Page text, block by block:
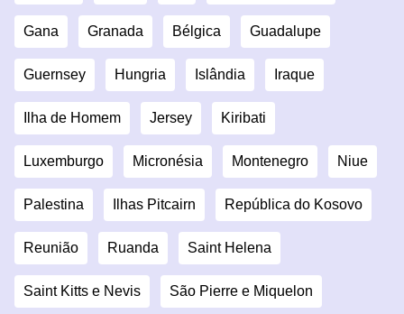
Gana Granada Bélgica Guadalupe
Guernsey Hungria Islândia Iraque
Ilha de Homem Jersey Kiribati
Luxemburgo Micronésia Montenegro Niue
Palestina Ilhas Pitcairn República do Kosovo
Reunião Ruanda Saint Helena
Saint Kitts e Nevis São Pierre e Miquelon